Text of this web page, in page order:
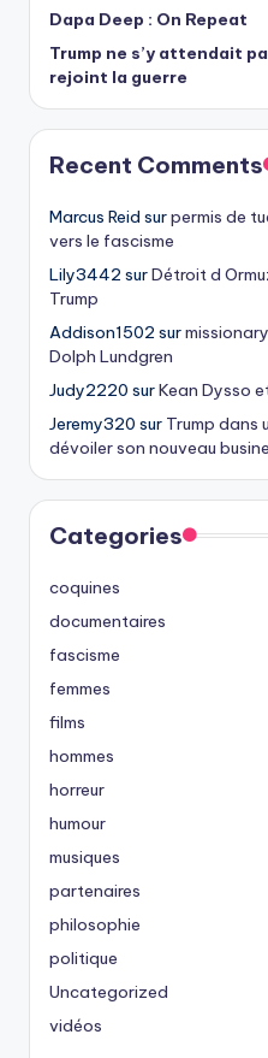
Dapa Deep : On Repeat
Trump ne s’y attendait
rejoint la guerre
Recent Comments
Marcus Reid surpermis de
vers le fascisme
Lily3442 surDétroit d
Trump
Addison1502 sur
Dolph Lundgren
Judy2220 surKean Dysso
Jeremy320 sur Trump dans
dévoiler son nouveau
Categories
coquines
documentaires
fascisme
femmes
films
hommes
horreur
humour
musiques
partenaires
philosophie
politique
Uncategorized
vidéos